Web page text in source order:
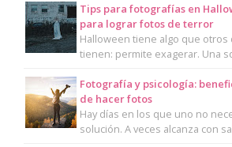
Tips para fotografías en
para lograr fotos de terror
Halloween tiene algo que otros
tienen: permite exagerar. Una
Fotografía y psicología:
de hacer fotos
Hay días en los que uno no
solución. A veces alcanza con